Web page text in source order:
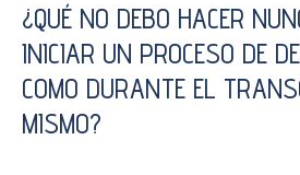
¿QUÉ NO DEBO HACER
INICIAR UN PROCESO DE
COMO DURANTE EL
MISMO?